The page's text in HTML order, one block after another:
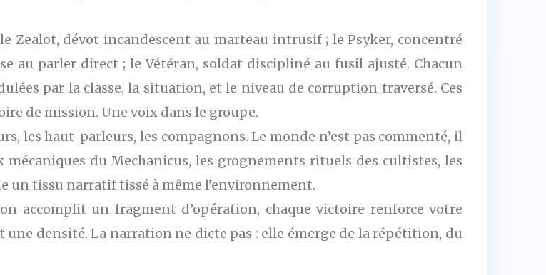
Zealot, dévot incandescent au marteau intrusif ; le Psyker, concentré
au parler direct ; le Vétéran, soldat discipliné au fusil ajusté. Chacun
par la classe, la situation, et le niveau de corruption traversé. Ces
de mission. Une voix dans le groupe.
les haut-parleurs, les compagnons. Le monde n’est pas commenté, il
mécaniques du Mechanicus, les grognements rituels des cultistes, les
un tissu narratif tissé à même l’environnement.
accomplit un fragment d’opération, chaque victoire renforce votre
densité. La narration ne dicte pas : elle émerge de la répétition, du